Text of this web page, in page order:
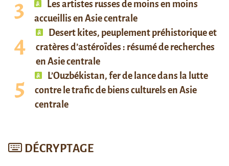
Les artistes russes de moins en moins
accueillis en Asie centrale
Desert kites, peuplement préhistorique et
cratères d’astéroïdes : résumé de recherches
en Asie centrale
L’Ouzbékistan, fer de lance dans la lutte
contre le trafic de biens culturels en Asie
centrale
DÉCRYPTAGE